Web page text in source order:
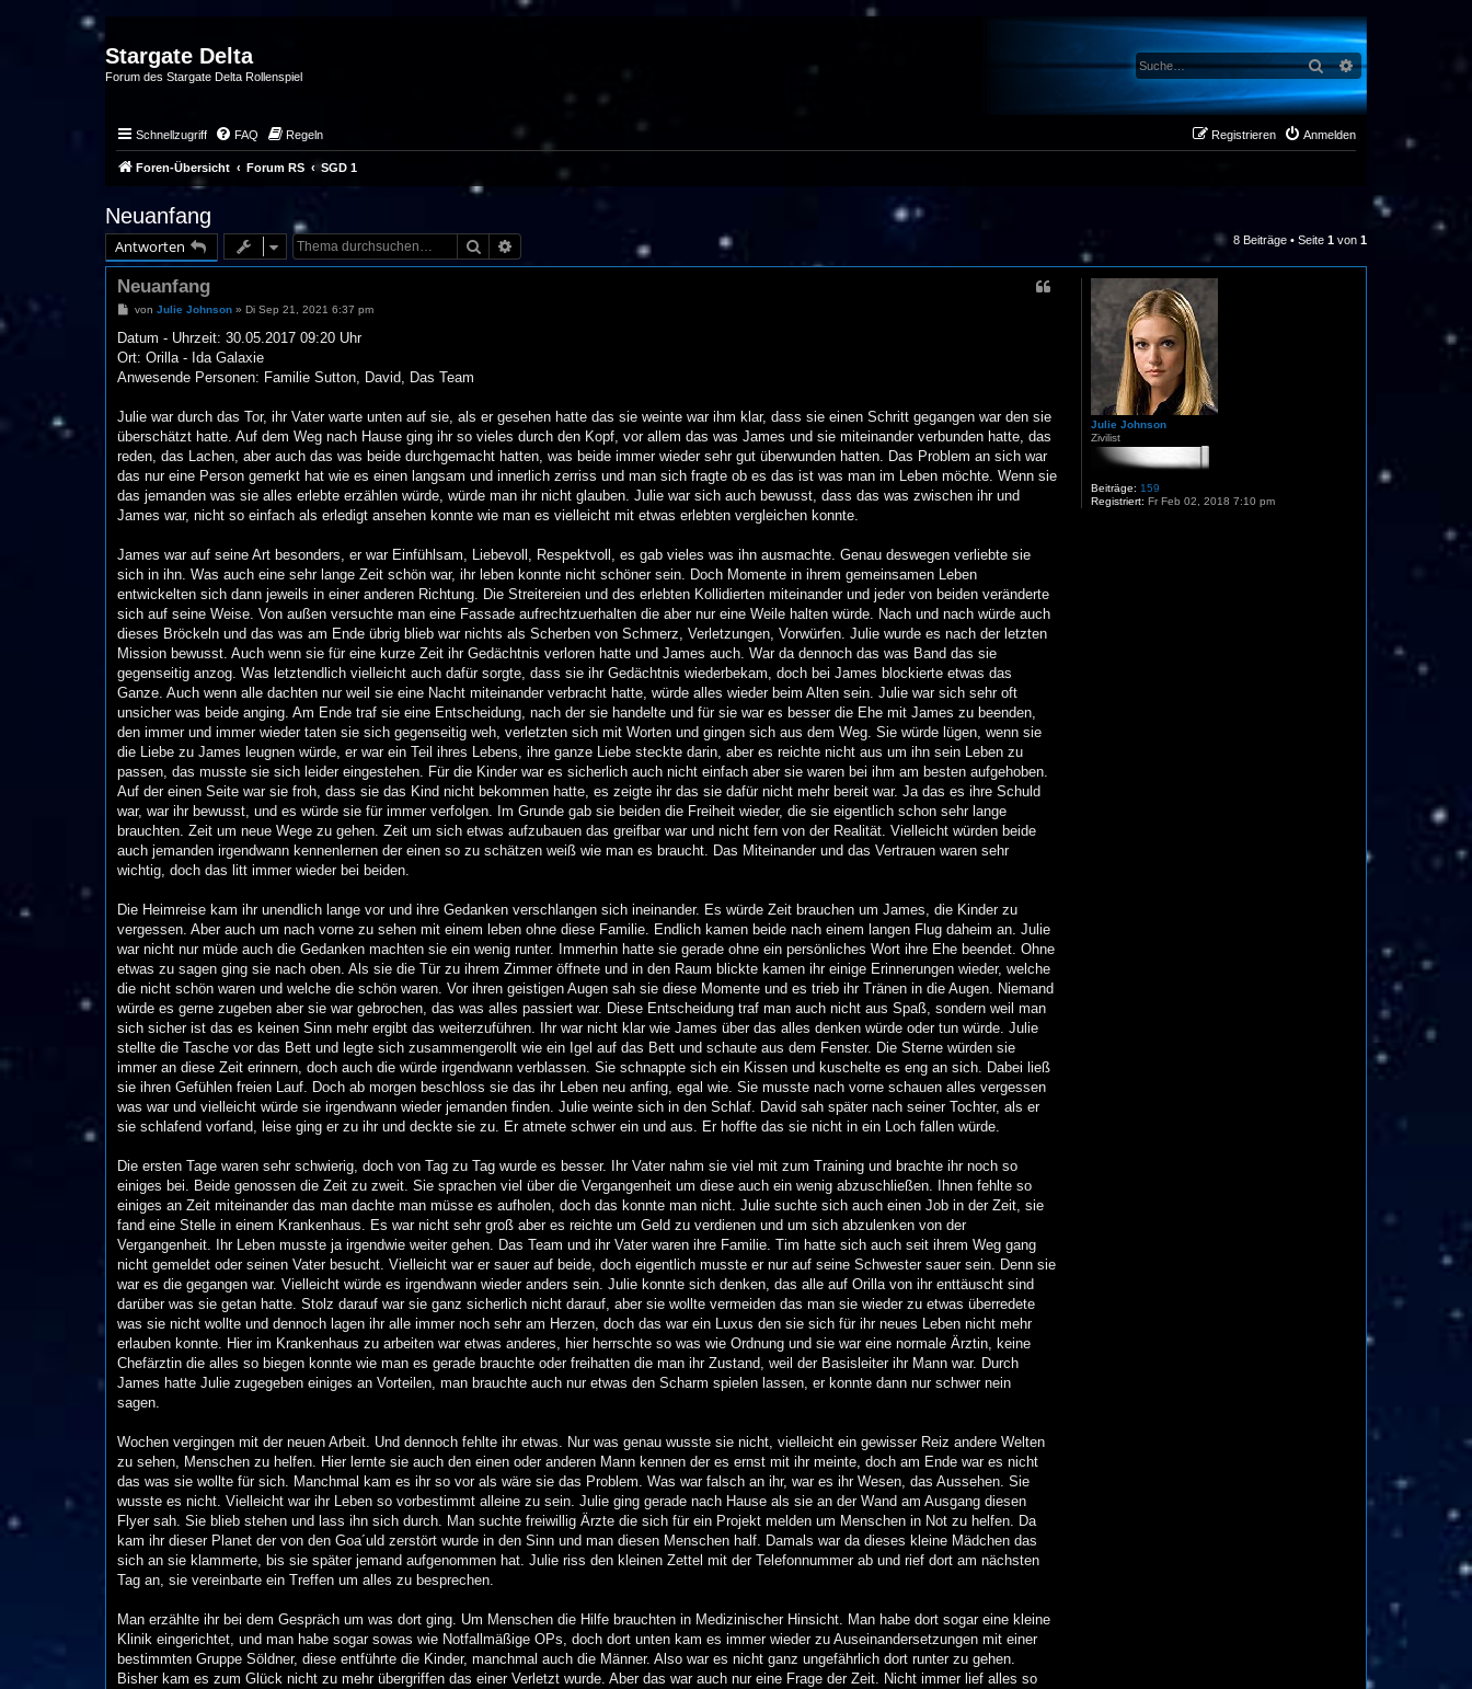
Stargate Delta
Forum des Stargate Delta Rollenspiel
SucheErweiterte Suche
Schnellzugriff FAQ Regeln Anmelden
Registrieren
Foren-Übersicht Forum RS SGD 1
Neuanfang
Antworten Suche 8 Beiträge • Seite 1 von 1
Julie Johnson
Zivilist
Beiträge: 159
Registriert: Fr Feb 02, 2018 7:10 pm
Neuanfang
B
i
r
a
von Julie Johnson» Di Sep 21, 2021 6:37 pm
Datum - Uhrzeit: 30.05.2017 09:20 Uhr
Ort: Orilla - Ida Galaxie
Anwesende Personen: Familie Sutton, David, Das Team
Julie war durch das Tor, ihr Vater warte unten auf sie, als er gesehen hatte das sie weinte war ihm klar, dass sie einen Schritt gegangen war den sie
überschätzt hatte. Auf dem Weg nach Hause ging ihr so vieles durch den Kopf, vor allem das was James und sie miteinander verbunden hatte, das
reden, das Lachen, aber auch das was beide durchgemacht hatten, was beide immer wieder sehr gut überwunden hatten. Das Problem an sich war
das nur eine Person gemerkt hat wie es einen langsam und innerlich zerriss und man sich fragte ob es das ist was man im Leben möchte. Wenn sie
das jemanden was sie alles erlebte erzählen würde, würde man ihr nicht glauben. Julie war sich auch bewusst, dass das was zwischen ihr und
James war, nicht so einfach als erledigt ansehen konnte wie man es vielleicht mit etwas erlebten vergleichen konnte.
James war auf seine Art besonders, er war Einfühlsam, Liebevoll, Respektvoll, es gab vieles was ihn ausmachte. Genau deswegen verliebte sie
sich in ihn. Was auch eine sehr lange Zeit schön war, ihr leben konnte nicht schöner sein. Doch Momente in ihrem gemeinsamen Leben
entwickelten sich dann jeweils in einer anderen Richtung. Die Streitereien und des erlebten Kollidierten miteinander und jeder von beiden veränderte
sich auf seine Weise. Von außen versuchte man eine Fassade aufrechtzuerhalten die aber nur eine Weile halten würde. Nach und nach würde auch
dieses Bröckeln und das was am Ende übrig blieb war nichts als Scherben von Schmerz, Verletzungen, Vorwürfen. Julie wurde es nach der letzten
Mission bewusst. Auch wenn sie für eine kurze Zeit ihr Gedächtnis verloren hatte und James auch. War da dennoch das was Band das sie
gegenseitig anzog. Was letztendlich vielleicht auch dafür sorgte, dass sie ihr Gedächtnis wiederbekam, doch bei James blockierte etwas das
Ganze. Auch wenn alle dachten nur weil sie eine Nacht miteinander verbracht hatte, würde alles wieder beim Alten sein. Julie war sich sehr oft
unsicher was beide anging. Am Ende traf sie eine Entscheidung, nach der sie handelte und für sie war es besser die Ehe mit James zu beenden,
den immer und immer wieder taten sie sich gegenseitig weh, verletzten sich mit Worten und gingen sich aus dem Weg. Sie würde lügen, wenn sie
die Liebe zu James leugnen würde, er war ein Teil ihres Lebens, ihre ganze Liebe steckte darin, aber es reichte nicht aus um ihn sein Leben zu
passen, das musste sie sich leider eingestehen. Für die Kinder war es sicherlich auch nicht einfach aber sie waren bei ihm am besten aufgehoben.
Auf der einen Seite war sie froh, dass sie das Kind nicht bekommen hatte, es zeigte ihr das sie dafür nicht mehr bereit war. Ja das es ihre Schuld
war, war ihr bewusst, und es würde sie für immer verfolgen. Im Grunde gab sie beiden die Freiheit wieder, die sie eigentlich schon sehr lange
brauchten. Zeit um neue Wege zu gehen. Zeit um sich etwas aufzubauen das greifbar war und nicht fern von der Realität. Vielleicht würden beide
auch jemanden irgendwann kennenlernen der einen so zu schätzen weiß wie man es braucht. Das Miteinander und das Vertrauen waren sehr
wichtig, doch das litt immer wieder bei beiden.
Die Heimreise kam ihr unendlich lange vor und ihre Gedanken verschlangen sich ineinander. Es würde Zeit brauchen um James, die Kinder zu
vergessen. Aber auch um nach vorne zu sehen mit einem leben ohne diese Familie. Endlich kamen beide nach einem langen Flug daheim an. Julie
war nicht nur müde auch die Gedanken machten sie ein wenig runter. Immerhin hatte sie gerade ohne ein persönliches Wort ihre Ehe beendet. Ohne
etwas zu sagen ging sie nach oben. Als sie die Tür zu ihrem Zimmer öffnete und in den Raum blickte kamen ihr einige Erinnerungen wieder, welche
die nicht schön waren und welche die schön waren. Vor ihren geistigen Augen sah sie diese Momente und es trieb ihr Tränen in die Augen. Niemand
würde es gerne zugeben aber sie war gebrochen, das was alles passiert war. Diese Entscheidung traf man auch nicht aus Spaß, sondern weil man
sich sicher ist das es keinen Sinn mehr ergibt das weiterzuführen. Ihr war nicht klar wie James über das alles denken würde oder tun würde. Julie
stellte die Tasche vor das Bett und legte sich zusammengerollt wie ein Igel auf das Bett und schaute aus dem Fenster. Die Sterne würden sie
immer an diese Zeit erinnern, doch auch die würde irgendwann verblassen. Sie schnappte sich ein Kissen und kuschelte es eng an sich. Dabei ließ
sie ihren Gefühlen freien Lauf. Doch ab morgen beschloss sie das ihr Leben neu anfing, egal wie. Sie musste nach vorne schauen alles vergessen
was war und vielleicht würde sie irgendwann wieder jemanden finden. Julie weinte sich in den Schlaf. David sah später nach seiner Tochter, als er
sie schlafend vorfand, leise ging er zu ihr und deckte sie zu. Er atmete schwer ein und aus. Er hoffte das sie nicht in ein Loch fallen würde.
Die ersten Tage waren sehr schwierig, doch von Tag zu Tag wurde es besser. Ihr Vater nahm sie viel mit zum Training und brachte ihr noch so
einiges bei. Beide genossen die Zeit zu zweit. Sie sprachen viel über die Vergangenheit um diese auch ein wenig abzuschließen. Ihnen fehlte so
einiges an Zeit miteinander das man dachte man müsse es aufholen, doch das konnte man nicht. Julie suchte sich auch einen Job in der Zeit, sie
fand eine Stelle in einem Krankenhaus. Es war nicht sehr groß aber es reichte um Geld zu verdienen und um sich abzulenken von der
Vergangenheit. Ihr Leben musste ja irgendwie weiter gehen. Das Team und ihr Vater waren ihre Familie. Tim hatte sich auch seit ihrem Weg gang
nicht gemeldet oder seinen Vater besucht. Vielleicht war er sauer auf beide, doch eigentlich musste er nur auf seine Schwester sauer sein. Denn sie
war es die gegangen war. Vielleicht würde es irgendwann wieder anders sein. Julie konnte sich denken, das alle auf Orilla von ihr enttäuscht sind
darüber was sie getan hatte. Stolz darauf war sie ganz sicherlich nicht darauf, aber sie wollte vermeiden das man sie wieder zu etwas überredete
was sie nicht wollte und dennoch lagen ihr alle immer noch sehr am Herzen, doch das war ein Luxus den sie sich für ihr neues Leben nicht mehr
erlauben konnte. Hier im Krankenhaus zu arbeiten war etwas anderes, hier herrschte so was wie Ordnung und sie war eine normale Ärztin, keine
Chefärztin die alles so biegen konnte wie man es gerade brauchte oder freihatten die man ihr Zustand, weil der Basisleiter ihr Mann war. Durch
James hatte Julie zugegeben einiges an Vorteilen, man brauchte auch nur etwas den Scharm spielen lassen, er konnte dann nur schwer nein
sagen.
Wochen vergingen mit der neuen Arbeit. Und dennoch fehlte ihr etwas. Nur was genau wusste sie nicht, vielleicht ein gewisser Reiz andere Welten
zu sehen, Menschen zu helfen. Hier lernte sie auch den einen oder anderen Mann kennen der es ernst mit ihr meinte, doch am Ende war es nicht
das was sie wollte für sich. Manchmal kam es ihr so vor als wäre sie das Problem. Was war falsch an ihr, war es ihr Wesen, das Aussehen. Sie
wusste es nicht. Vielleicht war ihr Leben so vorbestimmt alleine zu sein. Julie ging gerade nach Hause als sie an der Wand am Ausgang diesen
Flyer sah. Sie blieb stehen und lass ihn sich durch. Man suchte freiwillig Ärzte die sich für ein Projekt melden um Menschen in Not zu helfen. Da
kam ihr dieser Planet der von den Goa´uld zerstört wurde in den Sinn und man diesen Menschen half. Damals war da dieses kleine Mädchen das
sich an sie klammerte, bis sie später jemand aufgenommen hat. Julie riss den kleinen Zettel mit der Telefonnummer ab und rief dort am nächsten
Tag an, sie vereinbarte ein Treffen um alles zu besprechen.
Man erzählte ihr bei dem Gespräch um was dort ging. Um Menschen die Hilfe brauchten in Medizinischer Hinsicht. Man habe dort sogar eine kleine
Klinik eingerichtet, und man habe sogar sowas wie Notfallmäßige OPs, doch dort unten kam es immer wieder zu Auseinandersetzungen mit einer
bestimmten Gruppe Söldner, diese entführte die Kinder, manchmal auch die Männer. Also war es nicht ganz ungefährlich dort runter zu gehen.
Bisher kam es zum Glück nicht zu mehr übergriffen das einer Verletzt wurde. Aber das war auch nur eine Frage der Zeit. Nicht immer lief alles so